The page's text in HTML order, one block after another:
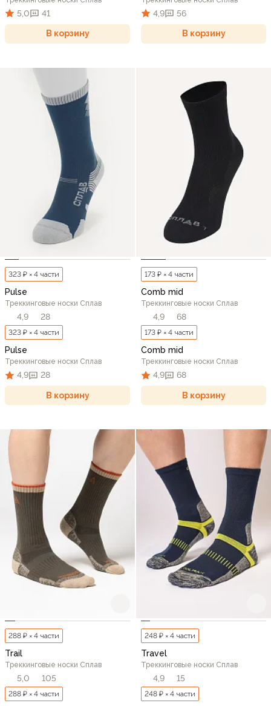
5,0 41
В корзину
4,9 56
В корзину
323 ₽ × 4 части
Pulse
Треккинговые носки Сплав
4,9 28
323 ₽ × 4 части
Pulse
Треккинговые носки Сплав
4,9 28
В корзину
173 ₽ × 4 части
Comb mid
Треккинговые носки Сплав
4,9 68
173 ₽ × 4 части
Comb mid
Треккинговые носки Сплав
4,9 68
В корзину
288 ₽ × 4 части
Trail
Треккинговые носки Сплав
5,0 105
288 ₽ × 4 части
248 ₽ × 4 части
Travel
Треккинговые носки Сплав
4,9 15
248 ₽ × 4 части